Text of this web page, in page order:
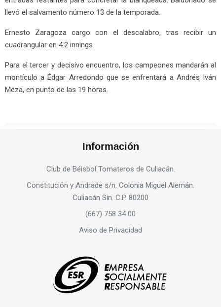
llevó el salvamento número 13 de la temporada.
Ernesto Zaragoza cargo con el descalabro, tras recibir un
cuadrangular en 4.2 innings.
Para el tercer y decisivo encuentro, los campeones mandarán al
montículo a Édgar Arredondo que se enfrentará a Andrés Iván
Meza, en punto de las 19 horas.
Información
Club de Béisbol Tomateros de Culiacán.
Constitución y Andrade s/n. Colonia Miguel Alemán.
Culiacán Sin. C.P. 80200
(667) 758 34 00
Aviso de Privacidad